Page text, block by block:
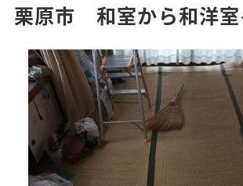
栗原市 和室から和洋